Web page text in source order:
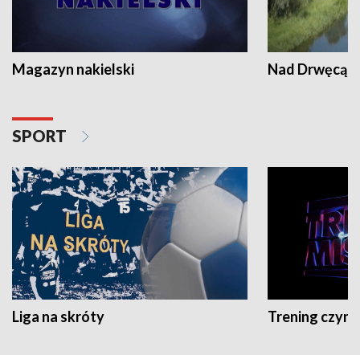
Magazyn nakielski Nad Drwęcą
SPORT
Liga na skróty Trening czyni